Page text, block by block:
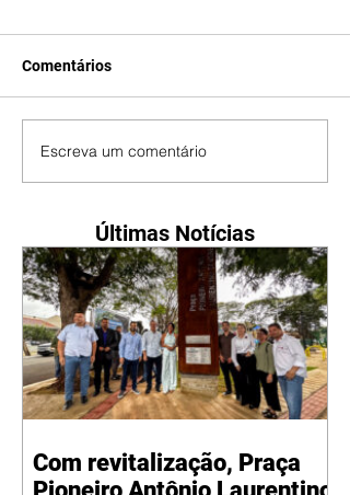
Comentários
Escreva um comentário
Últimas Notícias
Com revitalização, Praça
Pioneiro Antônio Laurentino